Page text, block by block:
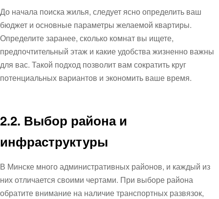
До начала поиска жилья, следует ясно определить ваш
бюджет и основные параметры желаемой квартиры.
Определите заранее, сколько комнат вы ищете,
предпочтительный этаж и какие удобства жизненно важны
для вас. Такой подход позволит вам сократить круг
потенциальных вариантов и экономить ваше время.
2.2. Выбор района и
инфраструктуры
В Минске много административных районов, и каждый из
них отличается своими чертами. При выборе района
обратите внимание на наличие транспортных развязок,